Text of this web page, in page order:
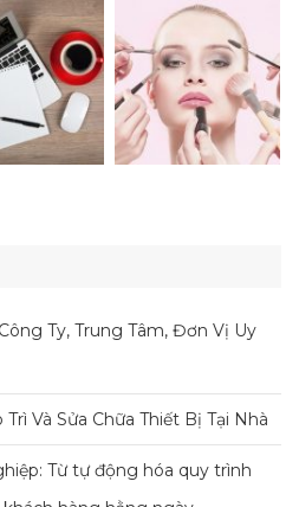
Ty, Trung Tâm, Đơn Vị Uy
Và Sửa Chữa Thiết Bị Tại Nhà
Từ tự động hóa quy trình